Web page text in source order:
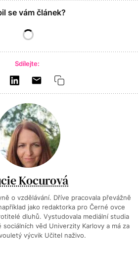
se vám článek?
Sdílejte:
Kocurová
o vzdělávání. Dříve pracovala převážně
jako redaktorka pro Černé ovce
dluhů. Vystudovala mediální studia
věd Univerzity Karlovy a má za
výcvik Učitel naživo.